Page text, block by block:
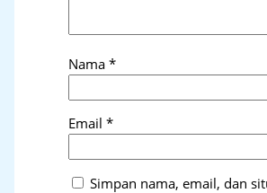
Nama*
Email*
Simpan nama, email, dan